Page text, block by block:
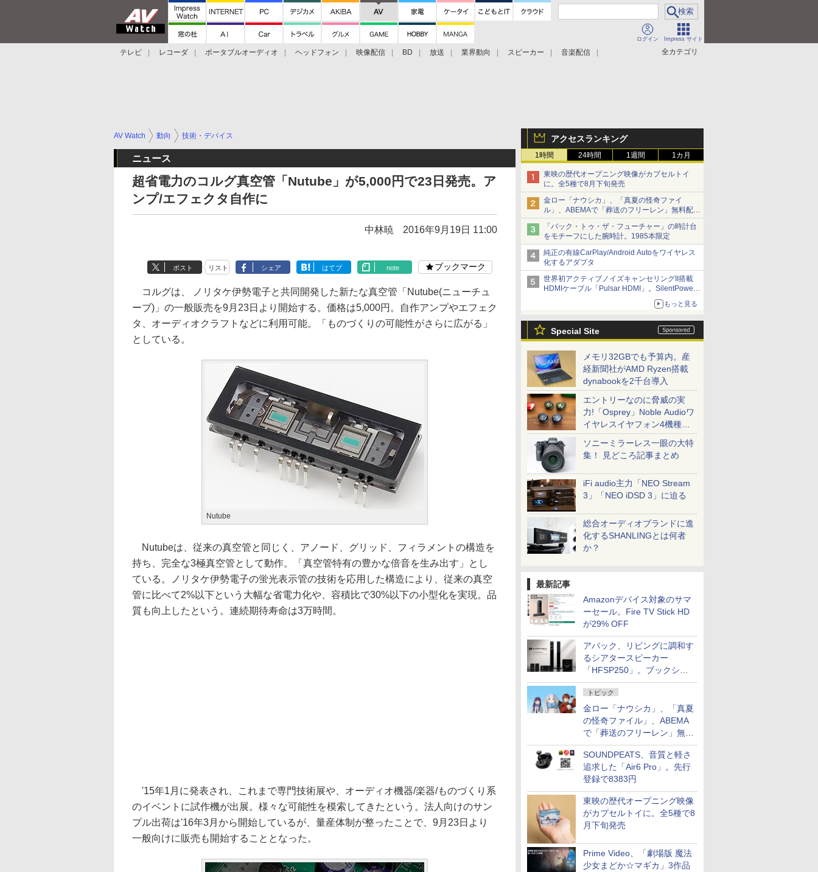
ログイン Impress サイト
全カテゴリ
テレビ レコーダ ポータブルオーディオ ヘッドフォン 映像配信 BD 放送 業界動向 スピーカー
音楽配信
アクセスランキング
1時間 24時間 1週間 1カ月
東映の歴代オープニング映像がカプセルトイ
に。全5種で8月下旬発売
金ロー「ナウシカ」、「真夏の怪奇ファイ
ル」、ABEMAで「葬送のフリーレン」無料配信
など。夏の特番・配信情報
「バック・トゥ・ザ・フューチャー」の時計台
をモチーフにした腕時計。1985本限定
純正の有線CarPlay/Android Autoをワイヤレス
化するアダプタ
世界初アクティブノイズキャンセリングII搭載
HDMIケーブル「Pulsar HDMI」。SilentPower
もっと見る
Special Site
メモリ32GBでも予算内。産
経新聞社がAMD Ryzen搭載
dynabookを2千台導入
エントリーなのに脅威の実
力!「Osprey」Noble Audioワ
イヤレスイヤフォン4機種を
一気に聴く
ソニーミラーレス一眼の大特
集！ 見どころ記事まとめ
iFi audio主力「NEO Stream
3」「NEO iDSD 3」に迫る
総合オーディオブランドに進
化するSHANLINGとは何者
か？
最新記事
Amazonデバイス対象のサマ
ーセール。Fire TV Stick HD
が29% OFF
アバック、リビングに調和す
るシアタースピーカー
「HFSP250」。ブックシェ
ルフはペア3万円以下
トピック
金ロー「ナウシカ」、「真夏
の怪奇ファイル」、ABEMA
で「葬送のフリーレン」無料
配信など。夏の特番・配信情
報
SOUNDPEATS、音質と軽さ
追求した「Air6 Pro」。先行
登録で8383円
東映の歴代オープニング映像
がカプセルトイに。全5種で8
月下旬発売
Prime Video、「劇場版 魔法
少女まどか☆マギカ」3作品
AV Watch 動向 技術・デバイス
ニュース
超省電力のコルグ真空管「Nutube」が5,000円で23日発売。ア
ンプ/エフェクタ自作に
中林暁 2016年9月19日 11:00
ポスト リスト シェア はてブ note ブックマーク
コルグは、 ノリタケ伊勢電子と共同開発した新たな真空管「Nutube(ニューチュ
ーブ)」の一般販売を9月23日より開始する。価格は5,000円。自作アンプやエフェク
タ、オーディオクラフトなどに利用可能。「ものづくりの可能性がさらに広がる」
としている。
Nutube
Nutubeは、従来の真空管と同じく、アノード、グリッド、フィラメントの構造を
持ち、完全な3極真空管として動作。「真空管特有の豊かな倍音を生み出す」とし
ている。ノリタケ伊勢電子の蛍光表示管の技術を応用した構造により、従来の真空
管に比べて2%以下という大幅な省電力化や、容積比で30%以下の小型化を実現。品
質も向上したという。連続期待寿命は3万時間。
'15年1月に発表され、これまで専門技術展や、オーディオ機器/楽器/ものづくり系
のイベントに試作機が出展。様々な可能性を模索してきたという。法人向けのサン
プル出荷は'16年3月から開始しているが、量産体制が整ったことで、9月23日より
一般向けに販売も開始することとなった。